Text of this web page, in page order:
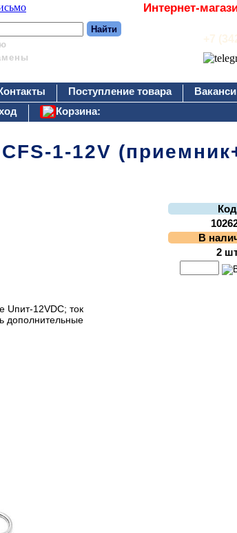
Интернет-
+7
Поступление товара
Корзина:
1-12V
Uпит-12VDC; ток
дополнительные
Код
В
2